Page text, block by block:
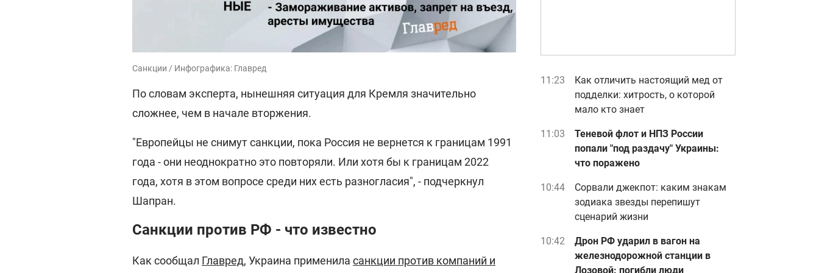
Санкции / Инфографика: Главред
По словам эксперта, нынешняя ситуация для Кремля значительно
сложнее, чем в начале вторжения.
"Европейцы не снимут санкции, пока Россия не вернется к границам 1991
года - они неоднократно это повторяли. Или хотя бы к границам 2022
года, хотя в этом вопросе среди них есть разногласия", - подчеркнул
Шапран.
Санкции против РФ - что известно
Как сообщал Главред, Украина применила санкции против компаний и
11:23
Как отличить настоящий мед от
подделки: хитрость, о которой
мало кто знает
11:03
Теневой флот и НПЗ России
попали "под раздачу" Украины:
что поражено
10:44
Сорвали джекпот: каким знакам
зодиака звезды перепишут
сценарий жизни
10:42
Дрон РФ ударил в вагон на
железнодорожной станции в
Лозовой: погибли люди